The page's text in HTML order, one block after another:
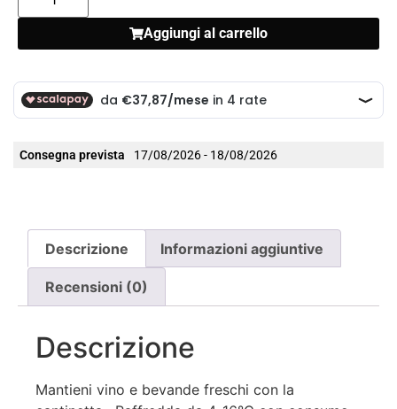
Aggiungi al carrello
Consegna prevista 17/08/2026 - 18/08/2026
Descrizione Informazioni aggiuntive
Recensioni (0)
Descrizione
Mantieni vino e bevande freschi con la